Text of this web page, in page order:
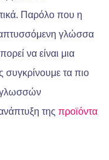
Παρόλο που η
γλώσσα
να είναι μια
συγκρίνουμε τα πιο
γλωσσών
της προϊόντα